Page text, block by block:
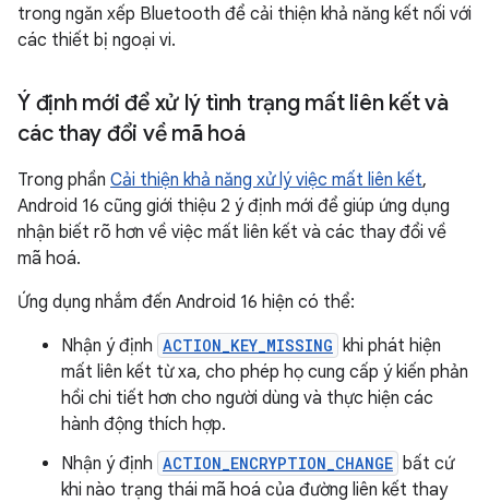
trong ngăn xếp Bluetooth để cải thiện khả năng kết nối với
các thiết bị ngoại vi.
Ý định mới để xử lý tình trạng mất liên kết và
các thay đổi về mã hoá
Trong phần Cải thiện khả năng xử lý việc mất liên kết,
Android 16 cũng giới thiệu 2 ý định mới để giúp ứng dụng
nhận biết rõ hơn về việc mất liên kết và các thay đổi về
mã hoá.
Ứng dụng nhắm đến Android 16 hiện có thể:
Nhận ý định ACTION_KEY_MISSING
khi phát hiện
mất liên kết từ xa, cho phép họ cung cấp ý kiến phản
hồi chi tiết hơn cho người dùng và thực hiện các
hành động thích hợp.
Nhận ý định ACTION_ENCRYPTION_CHANGE bất cứ
khi nào trạng thái mã hoá của đường liên kết thay